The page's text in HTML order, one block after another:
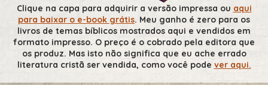
Clique na capa para adquirir a versão impressa ou aqui
para baixar o e-book grátis. Meu ganho é zero para os
livros de temas bíblicos mostrados aqui e vendidos em
formato impresso. O preço é o cobrado pela editora que
os produz. Mas isto não significa que eu ache errado
literatura cristã ser vendida, como você pode ver aqui.